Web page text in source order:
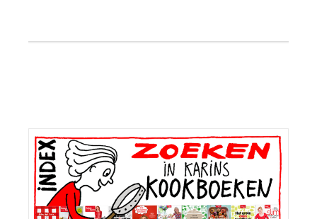
Primaire
Sidebar